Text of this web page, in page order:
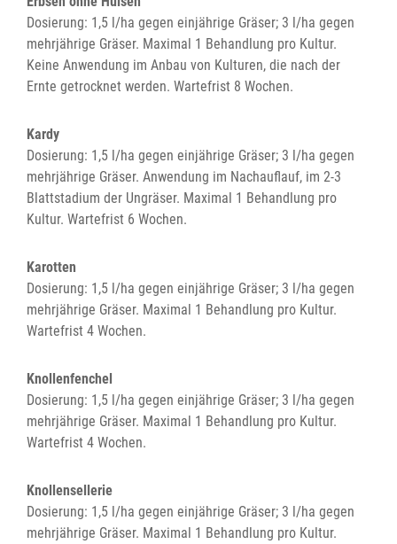
Dosierung: 1,5 l/ha gegen einjährige Gräser; 3 l/ha gegen
mehrjährige Gräser. Maximal 1 Behandlung pro Kultur.
Keine Anwendung im Anbau von Kulturen, die nach der
Ernte getrocknet werden. Wartefrist 8 Wochen.
Kardy
Dosierung: 1,5 l/ha gegen einjährige Gräser; 3 l/ha gegen
mehrjährige Gräser. Anwendung im Nachauflauf, im 2-3
Blattstadium der Ungräser. Maximal 1 Behandlung pro
Kultur. Wartefrist 6 Wochen.
Karotten
Dosierung: 1,5 l/ha gegen einjährige Gräser; 3 l/ha gegen
mehrjährige Gräser. Maximal 1 Behandlung pro Kultur.
Wartefrist 4 Wochen.
Knollenfenchel
Dosierung: 1,5 l/ha gegen einjährige Gräser; 3 l/ha gegen
mehrjährige Gräser. Maximal 1 Behandlung pro Kultur.
Wartefrist 4 Wochen.
Knollensellerie
Dosierung: 1,5 l/ha gegen einjährige Gräser; 3 l/ha gegen
mehrjährige Gräser. Maximal 1 Behandlung pro Kultur.